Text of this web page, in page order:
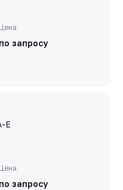
Цена
по запросу
E
Цена
по запросу